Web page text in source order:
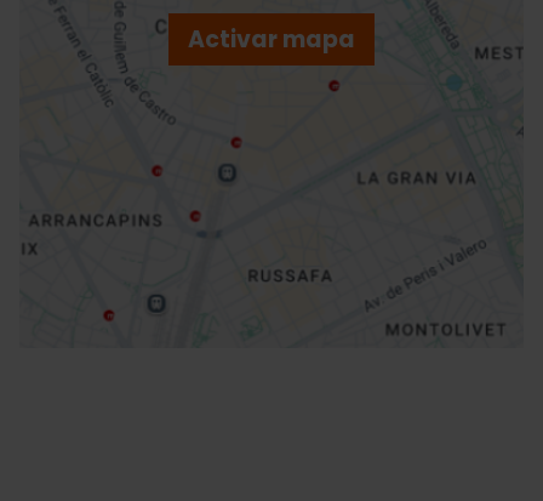
Activar mapa
Cómo llegar